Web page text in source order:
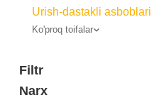
Urish-dastakli asboblari
Ko'proq toifalar
Filtr
Narx